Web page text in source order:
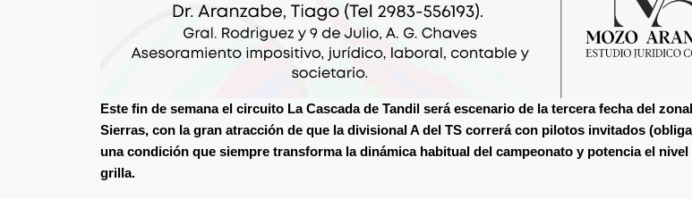
Este fin de semana el circuito La Cascada de Tandil será escenario de la tercera fecha del
Sierras, con la gran atracción de que la divisional A del TS correrá con pilotos invitados
una condición que siempre transforma la dinámica habitual del campeonato y potencia el nivel
grilla.